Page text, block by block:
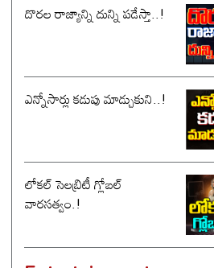
దొరల రాజ్యాన్ని దున్ని పడేస్తా..!
ఎన్నోసార్లు కడుపు మాడ్చుకుని..!
లోకల్ సెలబ్రిటీ గ్లోబల్
వారసత్వం.!